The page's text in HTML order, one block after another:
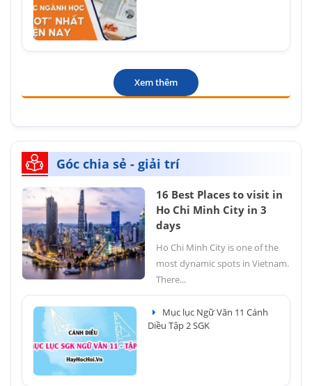
Xem thêm
Góc chia sẻ - giải trí
16 Best Places to visit in
Ho Chi Minh City in 3
days
Ho Chi Minh City is one of the
most dynamic spots in Vietnam.
There...
Mục lục Ngữ Văn 11 Cánh
Diều Tập 2 SGK